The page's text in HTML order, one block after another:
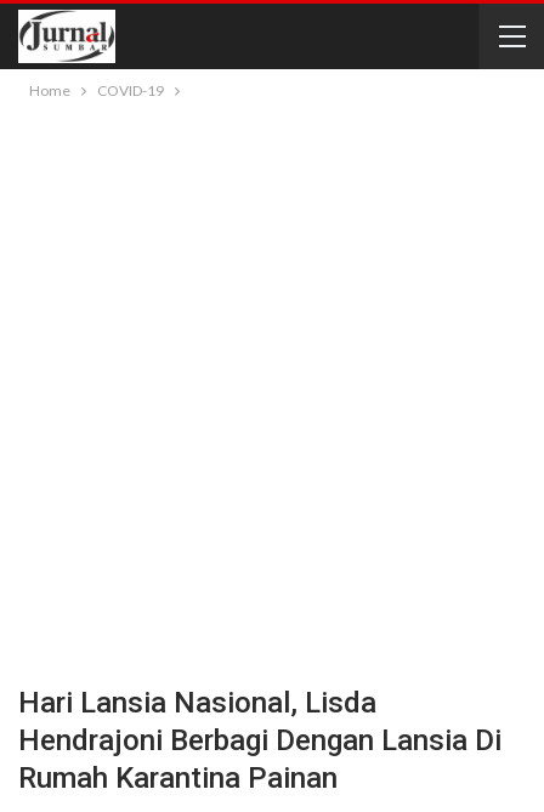
Home COVID-19
Hari Lansia Nasional, Lisda
Hendrajoni Berbagi Dengan Lansia Di
Rumah Karantina Painan